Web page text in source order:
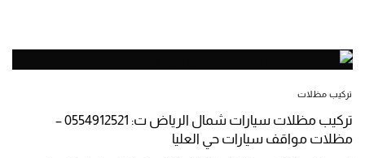
تركيب مظلات
تركيب مظلات سيارات شمال الرياض ت: 0554912521 –
مظلات مواقف سيارات حي العليا